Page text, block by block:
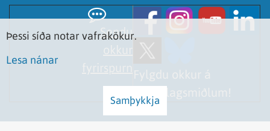
Sendu
Þessi síða notar vafrakökur.
Lesa nánar
Samþykkja